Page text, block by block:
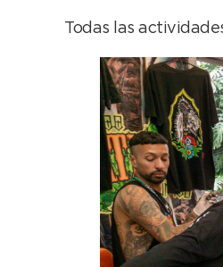
Todas las